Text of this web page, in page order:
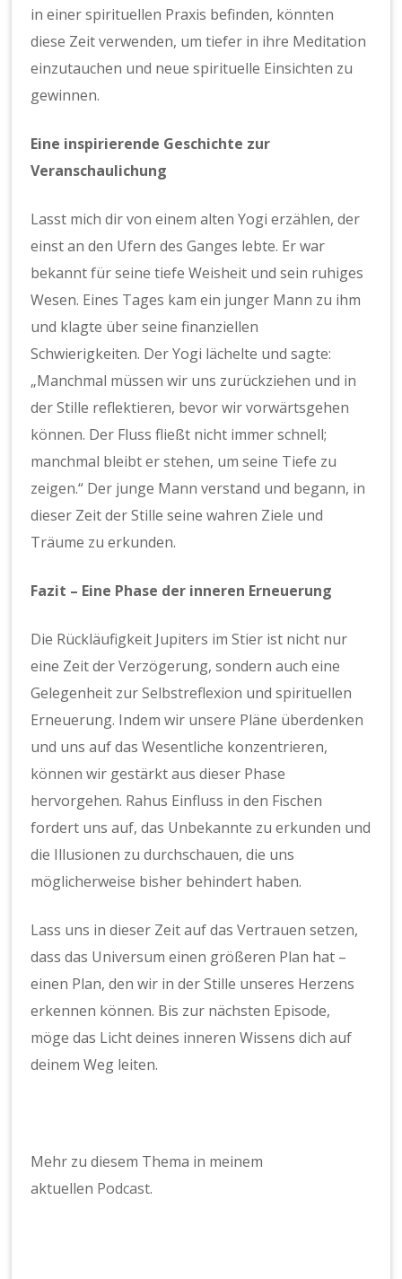
in einer spirituellen Praxis befinden, könnten
diese Zeit verwenden, um tiefer in ihre Meditation
einzutauchen und neue spirituelle Einsichten zu
gewinnen.
Eine inspirierende Geschichte zur
Veranschaulichung
Lasst mich dir von einem alten Yogi erzählen, der
einst an den Ufern des Ganges lebte. Er war
bekannt für seine tiefe Weisheit und sein ruhiges
Wesen. Eines Tages kam ein junger Mann zu ihm
und klagte über seine finanziellen
Schwierigkeiten. Der Yogi lächelte und sagte:
„Manchmal müssen wir uns zurückziehen und in
der Stille reflektieren, bevor wir vorwärtsgehen
können. Der Fluss fließt nicht immer schnell;
manchmal bleibt er stehen, um seine Tiefe zu
zeigen.“ Der junge Mann verstand und begann, in
dieser Zeit der Stille seine wahren Ziele und
Träume zu erkunden.
Fazit – Eine Phase der inneren Erneuerung
Die Rückläufigkeit Jupiters im Stier ist nicht nur
eine Zeit der Verzögerung, sondern auch eine
Gelegenheit zur Selbstreflexion und spirituellen
Erneuerung. Indem wir unsere Pläne überdenken
und uns auf das Wesentliche konzentrieren,
können wir gestärkt aus dieser Phase
hervorgehen. Rahus Einfluss in den Fischen
fordert uns auf, das Unbekannte zu erkunden und
die Illusionen zu durchschauen, die uns
möglicherweise bisher behindert haben.
Lass uns in dieser Zeit auf das Vertrauen setzen,
dass das Universum einen größeren Plan hat –
einen Plan, den wir in der Stille unseres Herzens
erkennen können. Bis zur nächsten Episode,
möge das Licht deines inneren Wissens dich auf
deinem Weg leiten.
Mehr zu diesem Thema in meinem
aktuellen Podcast.